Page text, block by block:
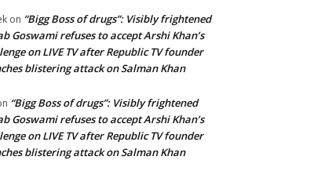
on “Bigg Boss of drugs”: Visibly frightened
Goswami refuses to accept Arshi Khan’s
on LIVE TV after Republic TV founder
blistering attack on Salman Khan
“Bigg Boss of drugs”: Visibly frightened
Goswami refuses to accept Arshi Khan’s
on LIVE TV after Republic TV founder
blistering attack on Salman Khan